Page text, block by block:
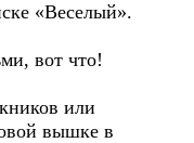
«Веселый».
вот что!
или
вышке в